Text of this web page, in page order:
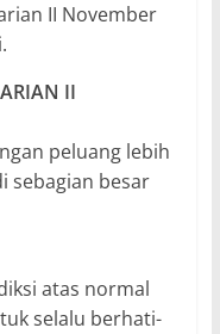
II November
II
peluang lebih
sebagian besar
atas normal
selalu berhati-